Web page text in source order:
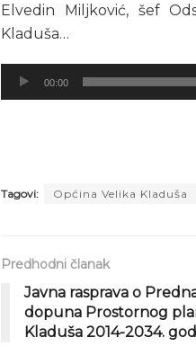
Elvedin Miljković, šef
Kladuša…
Audio
Player
00:00
Tagovi: Općina Velika Kladuša
Predhodni članak
Javna rasprava o
dopuna Prostornog
Kladuša 2014-2034.